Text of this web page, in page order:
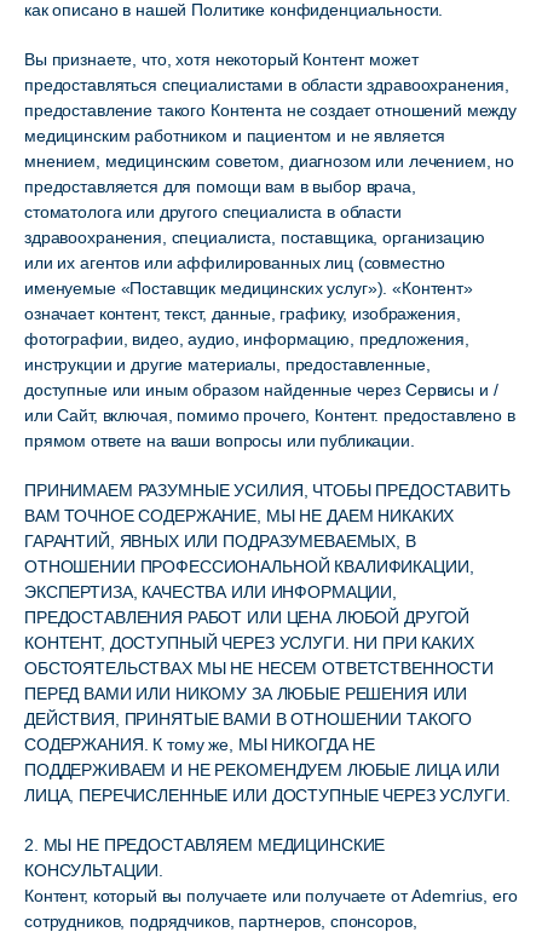
как описано в нашей Политике конфиденциальности.
Вы признаете, что, хотя некоторый Контент может
предоставляться специалистами в области здравоохранения,
предоставление такого Контента не создает отношений между
медицинским работником и пациентом и не является
мнением, медицинским советом, диагнозом или лечением, но
предоставляется для помощи вам в выбор врача,
стоматолога или другого специалиста в области
здравоохранения, специалиста, поставщика, организацию
или их агентов или аффилированных лиц (совместно
именуемые «Поставщик медицинских услуг»). «Контент»
означает контент, текст, данные, графику, изображения,
фотографии, видео, аудио, информацию, предложения,
инструкции и другие материалы, предоставленные,
доступные или иным образом найденные через Сервисы и /
или Сайт, включая, помимо прочего, Контент. предоставлено в
прямом ответе на ваши вопросы или публикации.
ПРИНИМАЕМ РАЗУМНЫЕ УСИЛИЯ, ЧТОБЫ ПРЕДОСТАВИТЬ
ВАМ ТОЧНОЕ СОДЕРЖАНИЕ, МЫ НЕ ДАЕМ НИКАКИХ
ГАРАНТИЙ, ЯВНЫХ ИЛИ ПОДРАЗУМЕВАЕМЫХ, В
ОТНОШЕНИИ ПРОФЕССИОНАЛЬНОЙ КВАЛИФИКАЦИИ,
ЭКСПЕРТИЗА, КАЧЕСТВА ИЛИ ИНФОРМАЦИИ,
ПРЕДОСТАВЛЕНИЯ РАБОТ ИЛИ ЦЕНА ЛЮБОЙ ДРУГОЙ
КОНТЕНТ, ДОСТУПНЫЙ ЧЕРЕЗ УСЛУГИ. НИ ПРИ КАКИХ
ОБСТОЯТЕЛЬСТВАХ МЫ НЕ НЕСЕМ ОТВЕТСТВЕННОСТИ
ПЕРЕД ВАМИ ИЛИ НИКОМУ ЗА ЛЮБЫЕ РЕШЕНИЯ ИЛИ
ДЕЙСТВИЯ, ПРИНЯТЫЕ ВАМИ В ОТНОШЕНИИ ТАКОГО
СОДЕРЖАНИЯ. К тому же, МЫ НИКОГДА НЕ
ПОДДЕРЖИВАЕМ И НЕ РЕКОМЕНДУЕМ ЛЮБЫЕ ЛИЦА ИЛИ
ЛИЦА, ПЕРЕЧИСЛЕННЫЕ ИЛИ ДОСТУПНЫЕ ЧЕРЕЗ УСЛУГИ.
2. МЫ НЕ ПРЕДОСТАВЛЯЕМ МЕДИЦИНСКИЕ
КОНСУЛЬТАЦИИ.
Контент, который вы получаете или получаете от Ademrius, его
сотрудников, подрядчиков, партнеров, спонсоров,